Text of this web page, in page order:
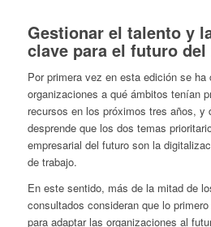
Gestionar el talento y
clave para el futuro
Por primera vez en esta edición se ha
organizaciones a qué ámbitos tenían
recursos en los próximos tres años, y
desprende que los dos temas
empresarial del futuro son la
de trabajo.
En este sentido, más de la mitad de
consultados consideran que lo
para adaptar las organizaciones al